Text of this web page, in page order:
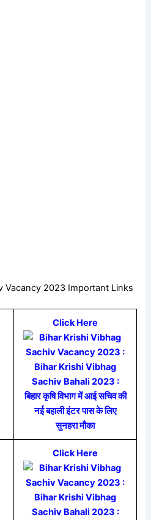
Vacancy 2023 Important Links
Click Here
Click Here